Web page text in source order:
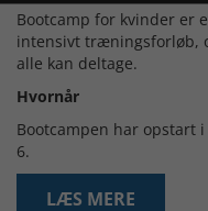
Bootcamp for kvinder er
intensivt træningsforløb,
alle kan deltage.
Hvornår
Bootcampen har opstart i
6.
LÆS MERE